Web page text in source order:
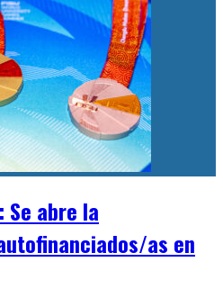
Se abre la
as en